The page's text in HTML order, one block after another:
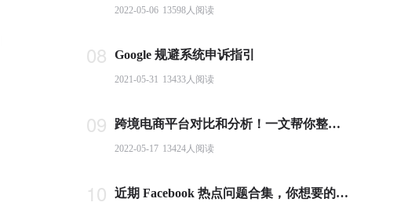
2022-05-06 13598人阅读
08 Google 规避系统申诉指引
2021-05-31 13433人阅读
09 跨境电商平台对比和分析！一文帮你整理全球主流电商平台
2022-05-17 13424人阅读
10 近期 Facebook 热点问题合集，你想要的答案都在这里！